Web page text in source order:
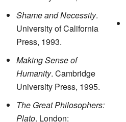
Shame and Necessity.
University of California
Press, 1993.
Making Sense of
Humanity. Cambridge
University Press, 1995.
The Great Philosophers:
Plato. London: